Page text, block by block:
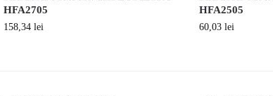
HFA2705
158,34 lei
HFA2505
60,03lei